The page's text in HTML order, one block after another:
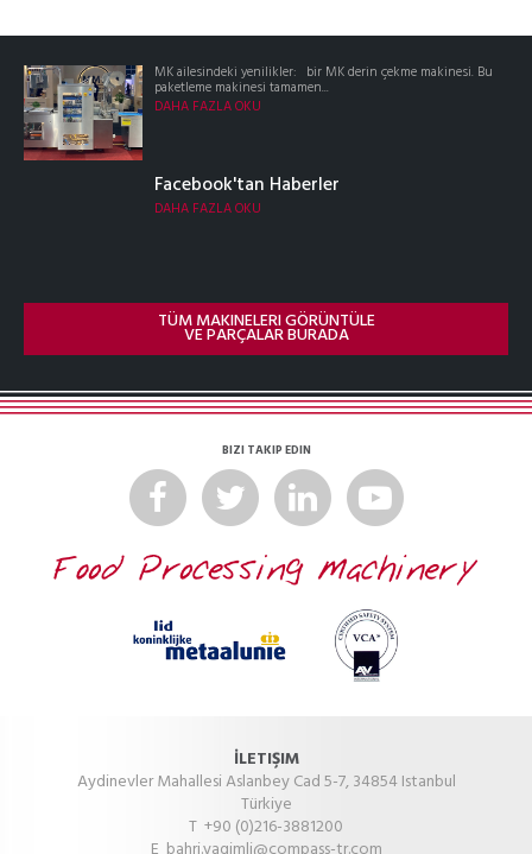
MK ailesindeki yenilikler: bir MK derin çekme makinesi. Bu
paketleme makinesi tamamen...
DAHA FAZLA OKU
Facebook'tan Haberler
DAHA FAZLA OKU
TÜM MAKINELERI GÖRÜNTÜLE
VE PARÇALAR BURADA
BIZI TAKIP EDIN
İLETIŞIM
Aydinevler Mahallesi Aslanbey Cad 5-7, 34854 Istanbul
Türkiye
T +90 (0)216-3881200